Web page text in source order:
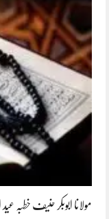
مولانا ابوبکر حنیف خطبہ عید الفطر